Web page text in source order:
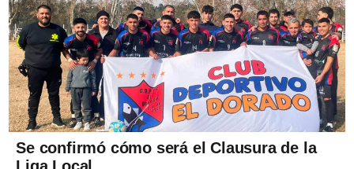
Se confirmó cómo será el Clausura de la